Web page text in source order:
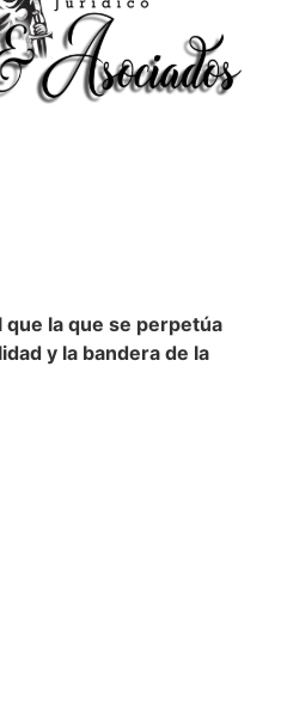
que la que se perpetúa
y la bandera de la